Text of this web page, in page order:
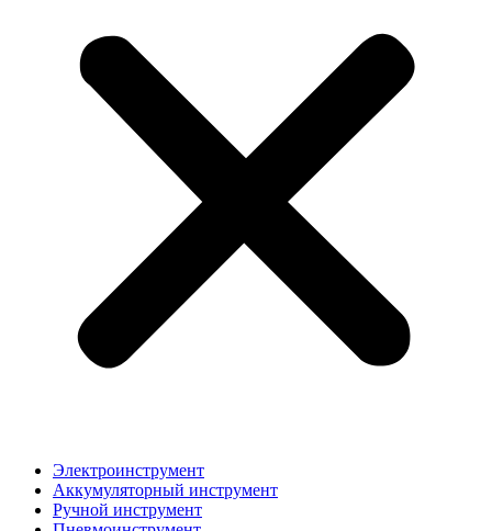
Электроинструмент
Аккумуляторный инструмент
Ручной инструмент